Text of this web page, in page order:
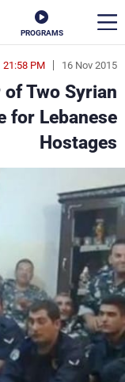
PROGRAMS
16 Nov 2015
21:58 PM
of Two Syrian
for Lebanese
Hostages
en
الأخبار
سياسة
إقتصاد
منوعات
كأس العالم
البرامج
جدول البرامج
شاهد البرامج